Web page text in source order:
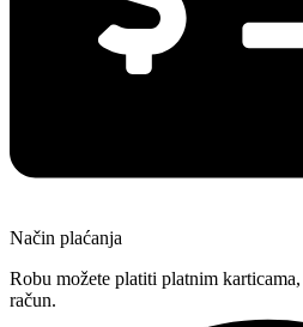
Način plaćanja
Robu možete platiti platnim
račun.